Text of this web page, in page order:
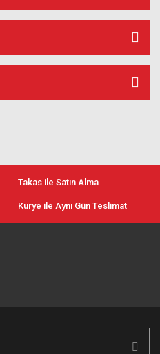
Takas ile Satın Alma
Kurye ile Aynı Gün Teslimat